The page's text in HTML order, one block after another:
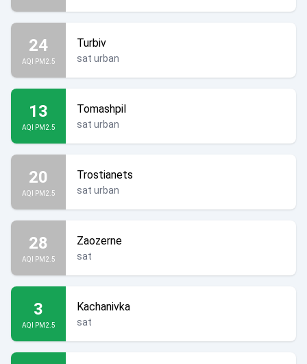
24
AQI PM2.5
Turbiv
sat urban
13
AQI PM2.5
Tomashpil
sat urban
20
AQI PM2.5
Trostianets
sat urban
28
AQI PM2.5
Zaozerne
sat
3
AQI PM2.5
Kachanivka
sat